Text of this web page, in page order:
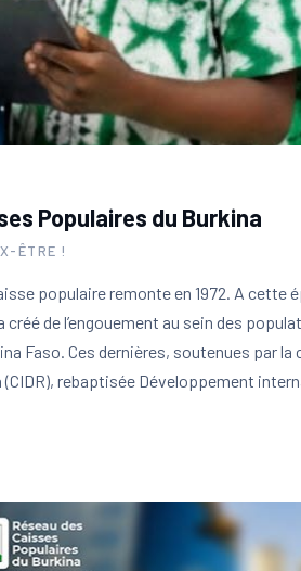
Populaires du Burkina
ÊTRE !
populaire remonte en 1972. A cette
de l’engouement au sein des
Faso. Ces dernières, soutenues par
rebaptisée Développement